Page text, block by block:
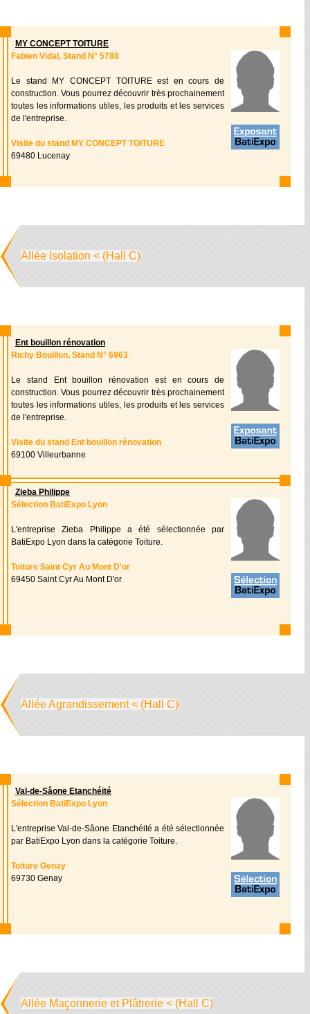
MY CONCEPT TOITURE
Fabien Vidal, Stand N° 5788
Le stand MY CONCEPT TOITURE est en cours de
construction. Vous pourrez découvrir très prochainement
toutes les informations utiles, les produits et les services
de l'entreprise.
Visite du stand MY CONCEPT TOITURE
69480 Lucenay
Allée Isolation < (Hall C)
Ent bouillon rénovation
Richy Bouillon, Stand N° 6963
Le stand Ent bouillon rénovation est en cours de
construction. Vous pourrez découvrir très prochainement
toutes les informations utiles, les produits et les services
de l'entreprise.
Visite du stand Ent bouillon rénovation
69100 Villeurbanne
Zieba Philippe
Sélection BatiExpo Lyon
L'entreprise Zieba Philippe a été sélectionnée par
BatiExpo Lyon dans la catégorie Toiture.
Toiture Saint Cyr Au Mont D'or
69450 Saint Cyr Au Mont D'or
Allée Agrandissement < (Hall C)
Val-de-Sâone Etanchéité
Sélection BatiExpo Lyon
L'entreprise Val-de-Sâone Etanchéité a été sélectionnée
par BatiExpo Lyon dans la catégorie Toiture.
Toiture Genay
69730 Genay
Allée Maçonnerie et Plâtrerie < (Hall C)